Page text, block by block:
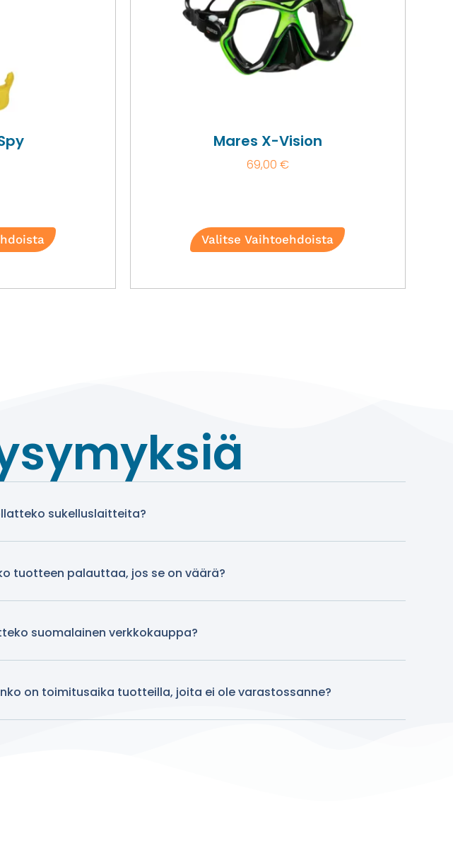
Mares X-Vision
69,00 €
Valitse Vaihtoehdoista
sukelluslaitteita?
tuotteen palauttaa, jos se on väärä?
suomalainen verkkokauppa?
on toimitusaika tuotteilla, joita ei ole varastossanne?